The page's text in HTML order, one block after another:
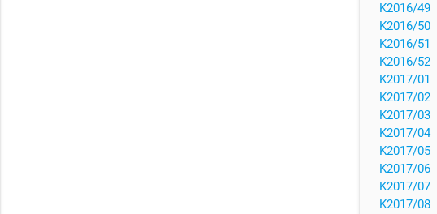
K2016/49
K2016/50
K2016/51
K2016/52
K2017/01
K2017/02
K2017/03
K2017/04
K2017/05
K2017/06
K2017/07
K2017/08